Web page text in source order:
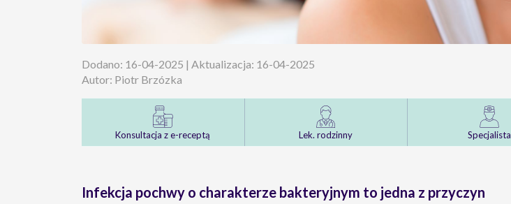
Dodano: 16-04-2025 | Aktualizacja: 16-04-2025
Autor: Piotr Brzózka
Konsultacja z e-receptą Lek. rodzinny Specjalista
Infekcja pochwy o charakterze bakteryjnym to jedna z przyczyn